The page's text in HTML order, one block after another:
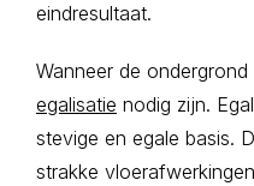
eindresultaat.
Wanneer de
egalisatie nodig zijn.
stevige en egale basis.
strakke